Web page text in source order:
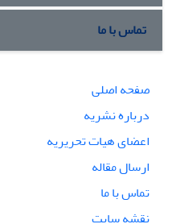
تماس با ما
صفحه اصلی
درباره نشریه
اعضای هیات تحریریه
ارسال مقاله
تماس با ما
نقشه سایت